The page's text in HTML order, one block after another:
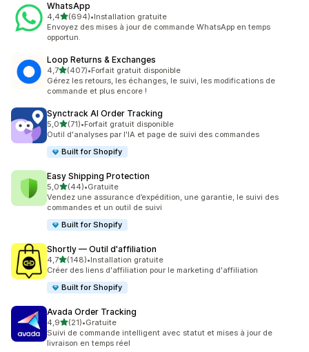
WhatsApp
4,4étoile(s) sur 5
(694)
694 avis au total
•Installation gratuite
Envoyez des mises à jour de commande WhatsApp en temps
opportun.
Loop Returns & Exchanges
4,7étoile(s) sur 5
(407)
407 avis au total
•Forfait gratuit disponible
Gérez les retours, les échanges, le suivi, les modifications de
commande et plus encore !
Synctrack AI Order Tracking
5,0étoile(s) sur 5
(71)
71 avis au total
•Forfait gratuit disponible
Outil d'analyses par l'IA et page de suivi des commandes
Built for Shopify
Easy Shipping Protection
5,0étoile(s) sur 5
(44)
44 avis au total
•Gratuite
Vendez une assurance d’expédition, une garantie, le suivi des
commandes et un outil de suivi
Built for Shopify
Shortly — Outil d'affiliation
4,7étoile(s) sur 5
(148)
148 avis au total
•Installation gratuite
Créer des liens d'affiliation pour le marketing d'affiliation
Built for Shopify
Avada Order Tracking
4,9étoile(s) sur 5
(21)
21 avis au total
•Gratuite
Suivi de commande intelligent avec statut et mises à jour de
livraison en temps réel